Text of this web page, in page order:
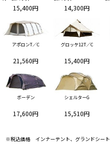
15,400円 14,300円
アポロンT／C
21,560円
グロッケ12T／C
15,400円
ボーデン
17,600円
シェルターG
15,510円
※税込価格 インナーテント、グランドシー